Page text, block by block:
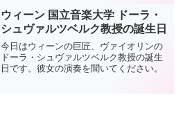
ウィーン 国立音楽大学 ドーラ・
シュヴァルツベルク教授の誕生日
今日はウィーンの巨匠、ヴァイオリンの
ドーラ・シュヴァルツベルク教授の誕生
日です。彼女の演奏を聞いてください。